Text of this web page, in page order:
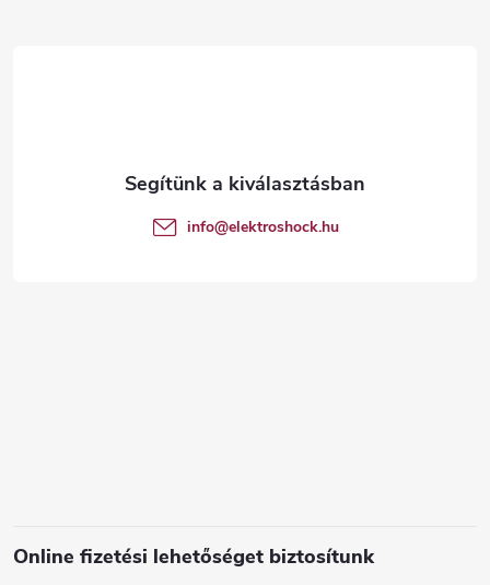
Online fizetési lehetőséget biztosítunk
info@elektroshock.hu